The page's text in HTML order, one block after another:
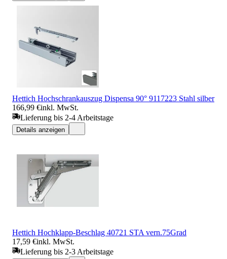
Hettich Hochschrankauszug Dispensa 90° 9117223 Stahl silber
166,99 €inkl. MwSt.
Lieferung bis 2-4 Arbeitstage
Details anzeigen
Hettich Hochklapp-Beschlag 40721 STA vern.75Grad
17,59 €inkl. MwSt.
Lieferung bis 2-3 Arbeitstage